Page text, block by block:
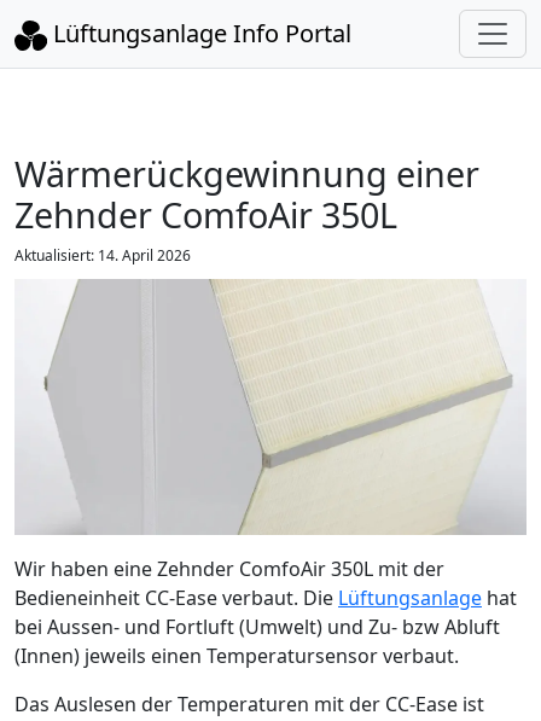
Lüftungsanlage Info Portal
Wärmerückgewinnung einer
Zehnder ComfoAir 350L
Aktualisiert: 14. April 2026
Wir haben eine Zehnder ComfoAir 350L mit der
Bedieneinheit CC-Ease verbaut. Die Lüftungsanlage hat
bei Aussen- und Fortluft (Umwelt) und Zu- bzw Abluft
(Innen) jeweils einen Temperatursensor verbaut.
Das Auslesen der Temperaturen mit der CC-Ease ist